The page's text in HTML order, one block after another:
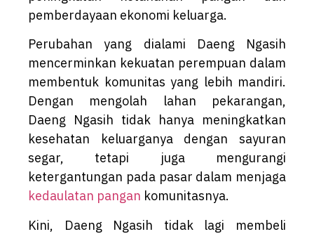
pemberdayaan ekonomi keluarga.
Perubahan yang dialami Daeng Ngasih
mencerminkan kekuatan perempuan dalam
membentuk komunitas yang lebih mandiri.
Dengan mengolah lahan pekarangan,
Daeng Ngasih tidak hanya meningkatkan
kesehatan keluarganya dengan sayuran
segar, tetapi juga mengurangi
ketergantungan pada pasar dalam menjaga
kedaulatan pangan komunitasnya.
Kini, Daeng Ngasih tidak lagi membeli